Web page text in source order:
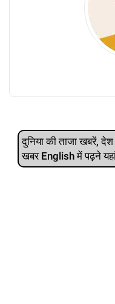
दुनिया की ताजा खबरें,
खबर English में पढ़ने